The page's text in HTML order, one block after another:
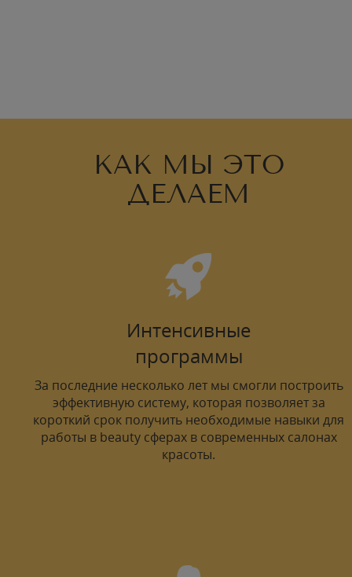
КАК МЫ ЭТО
ДЕЛАЕМ
Интенсивные
программы
За последние несколько лет мы смогли построить
эффективную систему, которая позволяет за
короткий срок получить необходимые навыки для
работы в beauty сферах в современных салонах
красоты.